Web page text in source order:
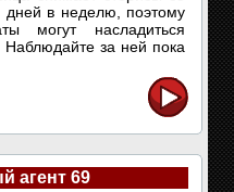
дней в неделю, поэтому
могут насладиться
за ней пока
агент 69